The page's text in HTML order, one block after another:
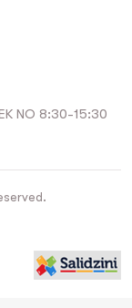
NO 8:30-15:30